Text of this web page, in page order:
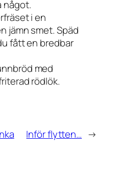
något.
i en
jämn smet. Späd
fått en bredbar
med
rödlök.
Inför flytten… →